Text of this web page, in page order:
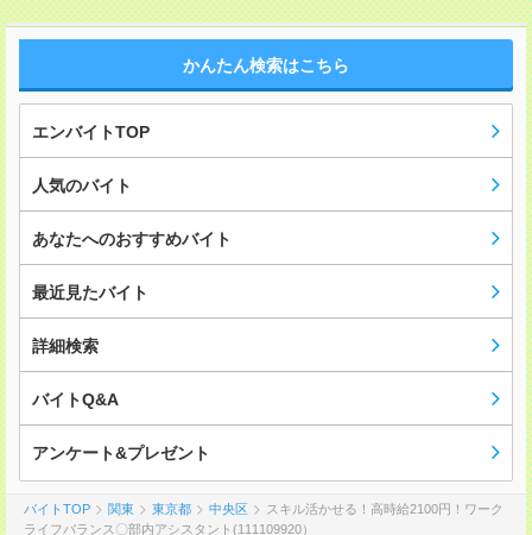
かんたん検索はこちら
エンバイトTOP
人気のバイト
あなたへのおすすめバイト
最近見たバイト
詳細検索
バイトQ&A
アンケート&プレゼント
バイトTOP 関東 東京都 中央区
スキル活かせる！高時給2100円！ワーク
ライフバランス〇部内アシスタント(111109920）